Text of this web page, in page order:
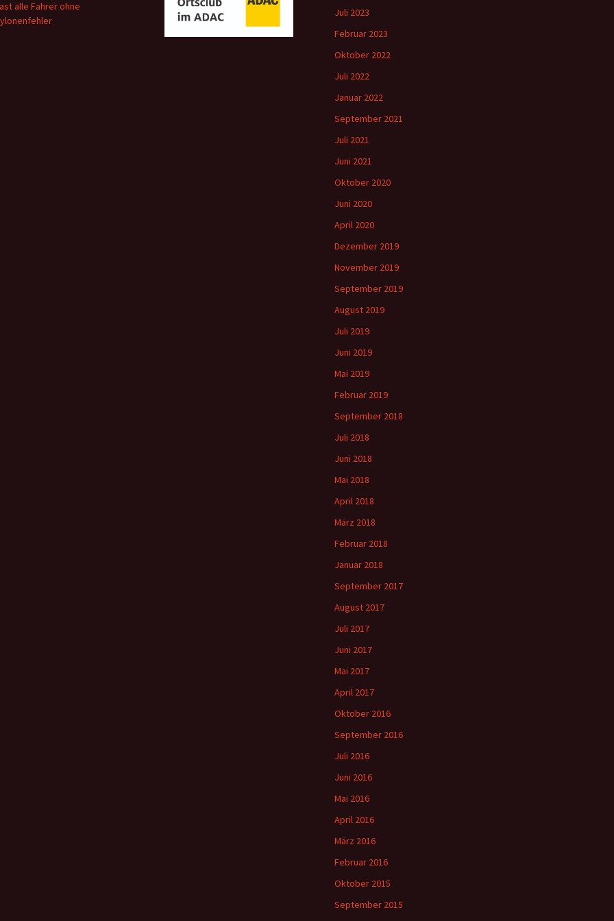
alle Fahrer ohne
Juli 2023
Februar 2023
Oktober 2022
Juli 2022
Januar 2022
September 2021
Juli 2021
Juni 2021
Oktober 2020
Juni 2020
April 2020
Dezember 2019
November 2019
September 2019
August 2019
Juli 2019
Juni 2019
Mai 2019
Februar 2019
September 2018
Juli 2018
Juni 2018
Mai 2018
April 2018
März 2018
Februar 2018
Januar 2018
September 2017
August 2017
Juli 2017
Juni 2017
Mai 2017
April 2017
Oktober 2016
September 2016
Juli 2016
Juni 2016
Mai 2016
April 2016
März 2016
Februar 2016
Oktober 2015
September 2015